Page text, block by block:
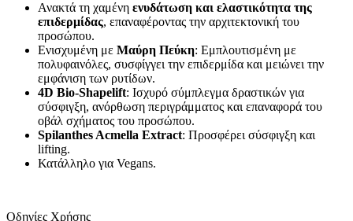
Ανακτά τη χαμένη ενυδάτωση και ελαστικότητα της
επιδερμίδας, επαναφέροντας την αρχιτεκτονική του
προσώπου.
Eνισχυμένη με Μαύρη Πεύκη: Εμπλουτισμένη με
πολυφαινόλες, συσφίγγει την επιδερμίδα και μειώνει την
εμφάνιση των ρυτίδων.
4D Bio-Shapelift: Ισχυρό σύμπλεγμα δραστικών για
σύσφιγξη, ανόρθωση περιγράμματος και επαναφορά του
οβάλ σχήματος του προσώπου.
Spilanthes Acmella Extract: Προσφέρει σύσφιγξη και
lifting.
Κατάλληλο για Vegans.
Οδηγίες Χρήσης